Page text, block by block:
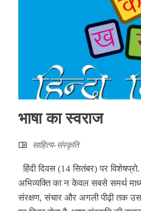
भाषा का स्वराज
साहित्‍य-संस्कृति
हिंदी दिवस (14 सितंबर) पर विशेषप्रो.
अभिव्यक्ति का न केवल सबसे समर्थ
संरक्षण, संचार और अगली पीढ़ी तक